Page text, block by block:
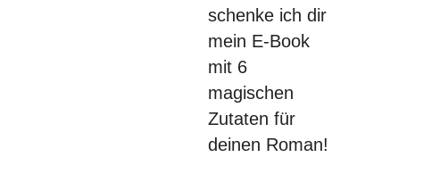
schenke ich dir
mein E-Book
mit 6
magischen
Zutaten für
deinen Roman!